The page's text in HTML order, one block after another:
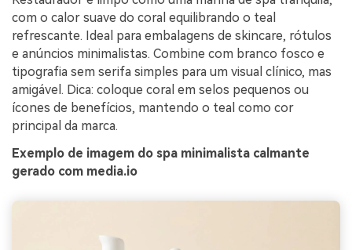
com o calor suave do coral equilibrando o teal
refrescante. Ideal para embalagens de skincare, rótulos
e anúncios minimalistas. Combine com branco fosco e
tipografia sem serifa simples para um visual clínico, mas
amigável. Dica: coloque coral em selos pequenos ou
ícones de benefícios, mantendo o teal como cor
principal da marca.
Exemplo de imagem do spa minimalista calmante
gerado com media.io